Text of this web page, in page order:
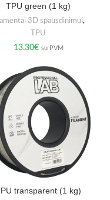
TPU green (1 kg)
3D spausdinimui,
TPU
13.30€ su PVM
transparent (1 kg)